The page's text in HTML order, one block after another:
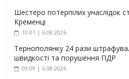
Шестеро потерпілих унаслідок
Кременці
10:01 | 6.08.2026
Тернополянку 24 рази
швидкості та порушення ПДР
09:09 | 6.08.2026